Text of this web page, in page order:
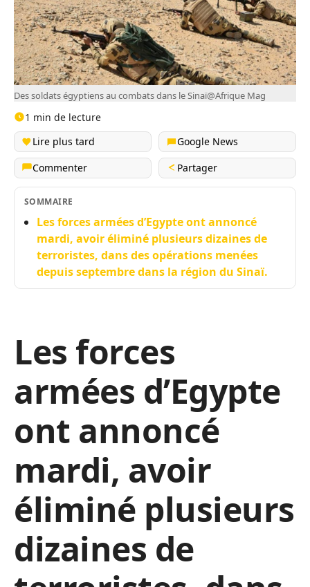
Des soldats égyptiens au combats dans le Sinaï@Afrique Mag
1 min de lecture
Lire plus tard
Google News
Commenter
Partager
SOMMAIRE
Les forces armées d’Egypte ont annoncé
mardi, avoir éliminé plusieurs dizaines de
terroristes, dans des opérations menées
depuis septembre dans la région du Sinaï.
Les forces
armées d’Egypte
ont annoncé
mardi, avoir
éliminé plusieurs
dizaines de